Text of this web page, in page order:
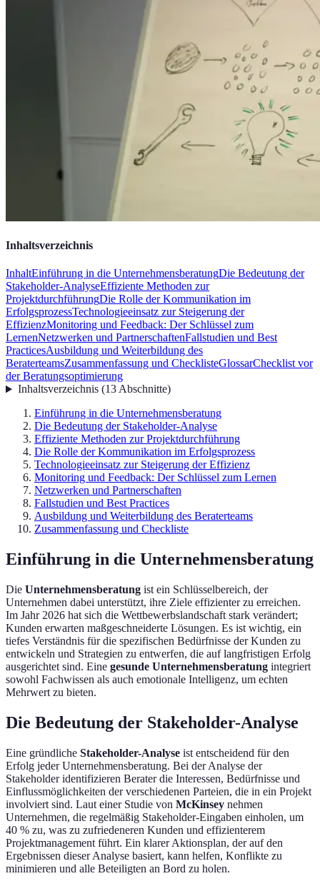
Inhaltsverzeichnis
InhaltEinführung in die UnternehmensberatungDie Bedeutung der
Stakeholder-AnalyseEffiziente Methoden zur
ProjektdurchführungDie Rolle der Kommunikation im
ErfolgsprozessTechnologieeinsatz zur Steigerung der
EffizienzMonitoring und Feedback: Der Schlüssel zum
LernenNetzwerken und PartnerschaftenFallstudien und Best
PracticesAusbildung und Weiterbildung des
BeraterteamsZusammenfassung und ChecklisteGlossarChecklist vor
der Beratungsoptimierung
Inhaltsverzeichnis(13Abschnitte)
Einführung in die Unternehmensberatung
Die Bedeutung der Stakeholder-Analyse
Effiziente Methoden zur Projektdurchführung
Die Rolle der Kommunikation im Erfolgsprozess
Technologieeinsatz zur Steigerung der Effizienz
Monitoring und Feedback: Der Schlüssel zum Lernen
Netzwerken und Partnerschaften
Fallstudien und Best Practices
Ausbildung und Weiterbildung des Beraterteams
Zusammenfassung und Checkliste
Einführung in die Unternehmensberatung
Die Unternehmensberatung ist ein Schlüsselbereich, der
Unternehmen dabei unterstützt, ihre Ziele effizienter zu erreichen.
Im Jahr 2026 hat sich die Wettbewerbslandschaft stark verändert;
Kunden erwarten maßgeschneiderte Lösungen. Es ist wichtig, ein
tiefes Verständnis für die spezifischen Bedürfnisse der Kunden zu
entwickeln und Strategien zu entwerfen, die auf langfristigen Erfolg
ausgerichtet sind. Eine gesunde Unternehmensberatung integriert
sowohl Fachwissen als auch emotionale Intelligenz, um echten
Mehrwert zu bieten.
Die Bedeutung der Stakeholder-Analyse
Eine gründliche Stakeholder-Analyse ist entscheidend für den
Erfolg jeder Unternehmensberatung. Bei der Analyse der
Stakeholder identifizieren Berater die Interessen, Bedürfnisse und
Einflussmöglichkeiten der verschiedenen Parteien, die in ein Projekt
involviert sind. Laut einer Studie von McKinsey nehmen
Unternehmen, die regelmäßig Stakeholder-Eingaben einholen, um
40 % zu, was zu zufriedeneren Kunden und effizienterem
Projektmanagement führt. Ein klarer Aktionsplan, der auf den
Ergebnissen dieser Analyse basiert, kann helfen, Konflikte zu
minimieren und alle Beteiligten an Bord zu holen.